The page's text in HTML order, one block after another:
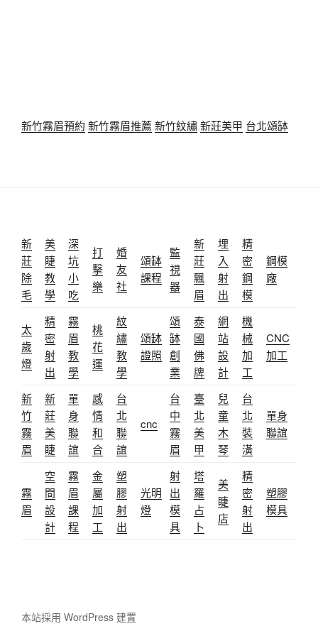
新竹霧眉預約 新竹霧眉推薦 新竹紋繡新莊美甲 台北頌缽
新
莊
除
毛
美
睫
教
學
深
坑
小
吃
打
擊
樂
婚
友
社
頌缽
課程
監
視
器
新
莊
飄
眉
埋
入
射
出
精
密
鋼
模
鋼模
廠
太
歲
燈
精
密
射
出
霧
眉
教
學
桃
花
運
紋
繡
教
學
頌缽
證照
頌
缽
創
業
泰
國
佛
牌
網
站
設
計
機
械
加
工
CNC
加工
新
竹
霧
眉
新
莊
美
睫
單
身
聯
誼
感
情
和
合
台
北
聯
誼
cnc
台
中
霧
眉
臺
北
美
甲
兒
童
木
琴
台
北
裝
潢
單身
聯誼
霧
眉
空
間
設
計
霧
眉
課
程
金
屬
加
工
塑
膠
射
出
光明
燈
射
出
模
具
塔
羅
占
卜
美
睫
店
精
密
射
出
塑膠
模具
本站採用 WordPress 建置